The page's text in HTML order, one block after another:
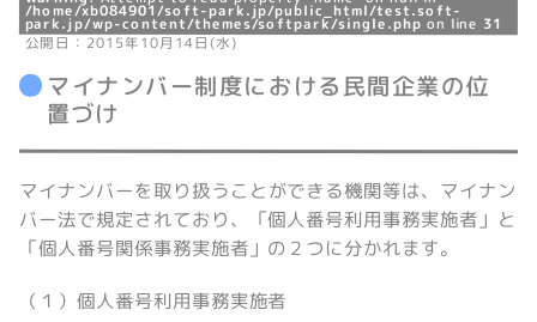
/home/xb084901/soft-park.jp/public_html/test.soft-
park.jp/wp-content/themes/softpark/single.php on line 31
公開日：2015年10月14日(水)
マイナンバー制度における民間企業の位
置づけ
マイナンバーを取り扱うことができる機関等は、マイナン
バー法で規定されており、「個人番号利用事務実施者」と
「個人番号関係事務実施者」の２つに分かれます。
（１）個人番号利用事務実施者